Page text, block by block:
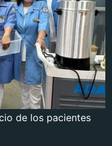
de los pacientes